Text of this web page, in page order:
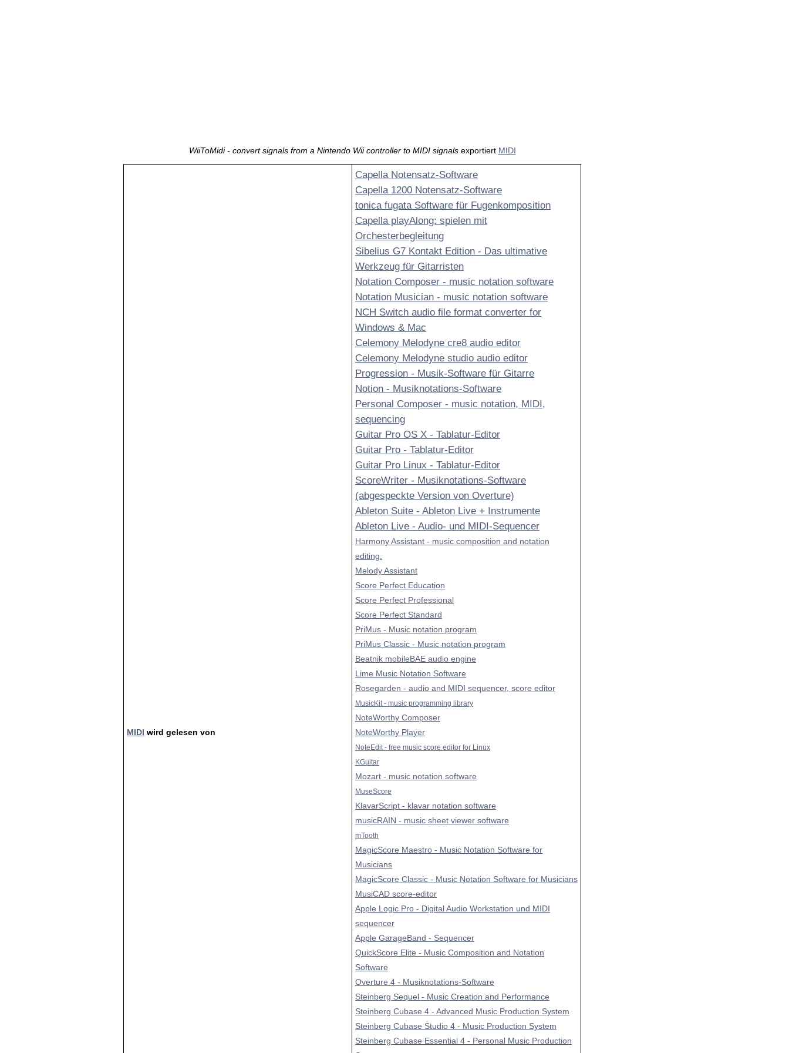
WiiToMidi - convert signals from a Nintendo Wii controller to MIDI signalsexportiert MIDI
MIDI wird gelesen von
Capella Notensatz-Software
Capella 1200 Notensatz-Software
tonica fugata Software für Fugenkomposition
Capella playAlong: spielen mit
Orchesterbegleitung
Sibelius G7 Kontakt Edition - Das ultimative
Werkzeug für Gitarristen
Notation Composer - music notation software
Notation Musician - music notation software
NCH Switch audio file format converter for
Windows & Mac
Celemony Melodyne cre8 audio editor
Celemony Melodyne studio audio editor
Progression - Musik-Software für Gitarre
Notion - Musiknotations-Software
Personal Composer - music notation, MIDI,
sequencing
Guitar Pro OS X - Tablatur-Editor
Guitar Pro - Tablatur-Editor
Guitar Pro Linux - Tablatur-Editor
ScoreWriter - Musiknotations-Software
(abgespeckte Version von Overture)
Ableton Suite - Ableton Live + Instrumente
Ableton Live - Audio- und MIDI-Sequencer
Harmony Assistant - music composition and notation
editing.
Melody Assistant
Score Perfect Education
Score Perfect Professional
Score Perfect Standard
PriMus - Music notation program
PriMus Classic - Music notation program
Beatnik mobileBAE audio engine
Lime Music Notation Software
Rosegarden - audio and MIDI sequencer, score editor
MusicKit - music programming library
NoteWorthy Composer
NoteWorthy Player
NoteEdit - free music score editor for Linux
KGuitar
Mozart - music notation software
MuseScore
KlavarScript - klavar notation software
musicRAIN - music sheet viewer software
mTooth
MagicScore Maestro - Music Notation Software for
Musicians
MagicScore Classic - Music Notation Software for Musicians
MusiCAD score-editor
Apple Logic Pro - Digital Audio Workstation und MIDI
sequencer
Apple GarageBand - Sequencer
QuickScore Elite - Music Composition and Notation
Software
Overture 4 - Musiknotations-Software
Steinberg Sequel - Music Creation and Performance
Steinberg Cubase 4 - Advanced Music Production System
Steinberg Cubase Studio 4 - Music Production System
Steinberg Cubase Essential 4 - Personal Music Production